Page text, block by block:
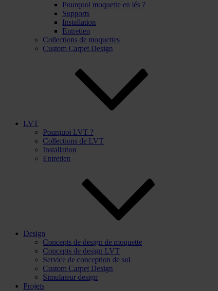
Pourquoi moquette en lés ?
Supports
Installation
Entretien
Collections de moquettes
Custom Carpet Design
LVT
Pourquoi LVT ?
Collections de LVT
Installation
Entretien
Design
Concepts de design de moquette
Concepts de design LVT
Service de conception de sol
Custom Carpet Design
Simulateur design
Projets